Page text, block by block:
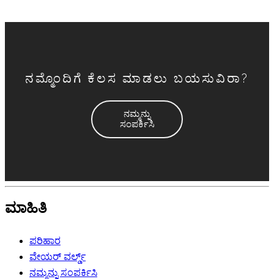
ನಮ್ಮೊಂದಿಗೆ ಕೆಲಸ ಮಾಡಲು ಬಯಸುವಿರಾ?
ನಮ್ಮನ್ನು
ಸಂಪರ್ಕಿಸಿ
ಮಾಹಿತಿ
ಪರಿಹಾರ
ವೇಯರ್ ವರ್ಲ್ಡ್
ನಮ್ಮನ್ನು ಸಂಪರ್ಕಿಸಿ